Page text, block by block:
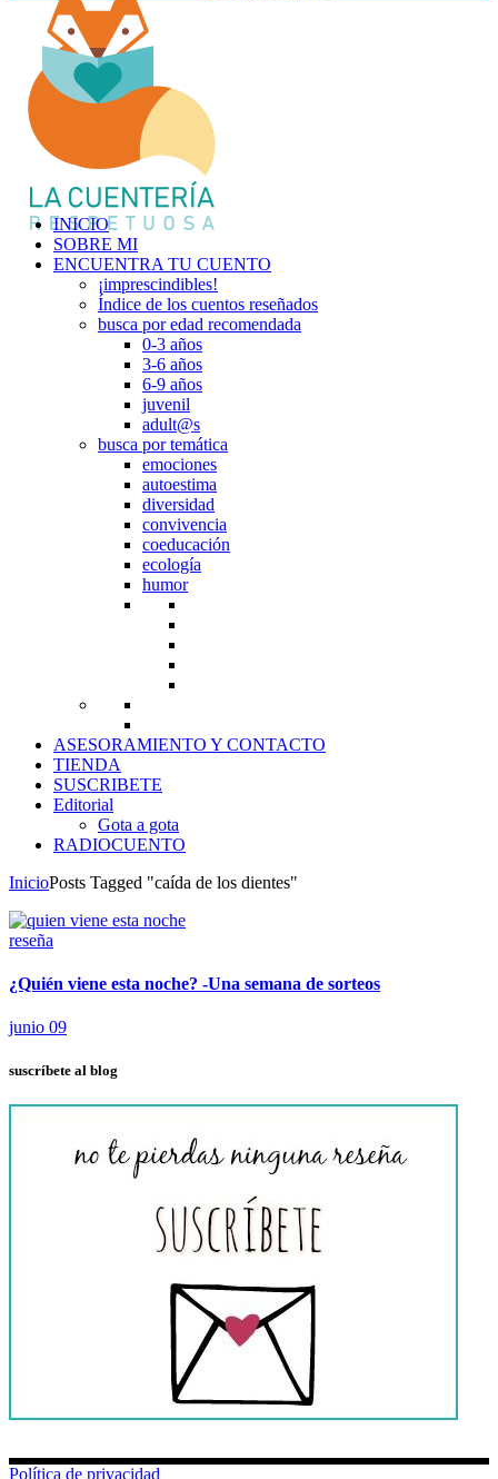
INICIO
SOBRE MI
ENCUENTRA TU CUENTO
¡imprescindibles!
Índice de los cuentos reseñados
busca por edad recomendada
0-3 años
3-6 años
6-9 años
juvenil
adult@s
busca por temática
emociones
autoestima
diversidad
convivencia
coeducación
ecología
humor
ASESORAMIENTO Y CONTACTO
TIENDA
SUSCRIBETE
Editorial
Gota a gota
RADIOCUENTO
InicioPosts Tagged "caída de los dientes"
reseña
¿Quién viene esta noche? -Una semana de sorteos
junio 09
suscríbete al blog
Política de privacidad